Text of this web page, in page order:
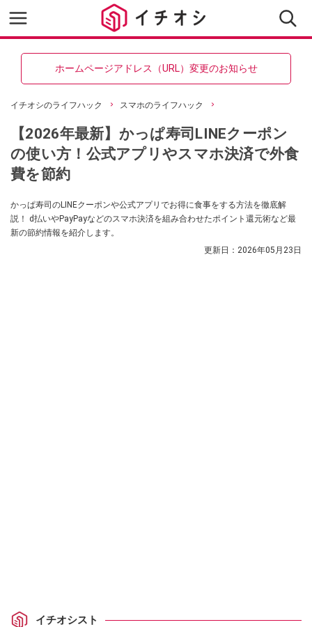
ホームページアドレス（URL）変更のお知らせ
イチオシのライフハック スマホのライフハック
【2026年最新】かっぱ寿司LINEクーポン
の使い方！公式アプリやスマホ決済で外食
費を節約
かっぱ寿司のLINEクーポンや公式アプリでお得に食事をする方法を徹底解
説！ d払いやPayPayなどのスマホ決済を組み合わせたポイント還元術など最
新の節約情報を紹介します。
更新日： 2026年05月23日
イチオシスト